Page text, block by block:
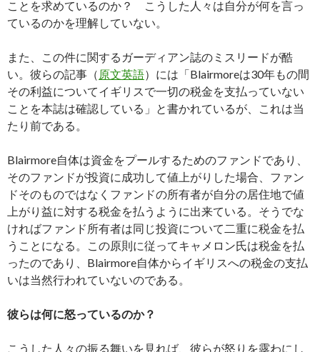
ことを求めているのか？ こうした人々は自分が何を言っ
ているのかを理解していない。
また、この件に関するガーディアン誌のミスリードが酷
い。彼らの記事（ 原文英語）には「Blairmoreは30年もの間
その利益についてイギリスで一切の税金を支払っていない
ことを本誌は確認している」と書かれているが、これは当
たり前である。
Blairmore自体は資金をプールするためのファンドであり、
そのファンドが投資に成功して値上がりした場合、ファン
ドそのものではなくファンドの所有者が自分の居住地で値
上がり益に対する税金を払うように出来ている。そうでな
ければファンド所有者は同じ投資について二重に税金を払
うことになる。この原則に従ってキャメロン氏は税金を払
ったのであり、Blairmore自体からイギリスへの税金の支払
いは当然行われていないのである。
彼らは何に怒っているのか？
こうした人々の振る舞いを見れば、彼らが怒りを露わにし